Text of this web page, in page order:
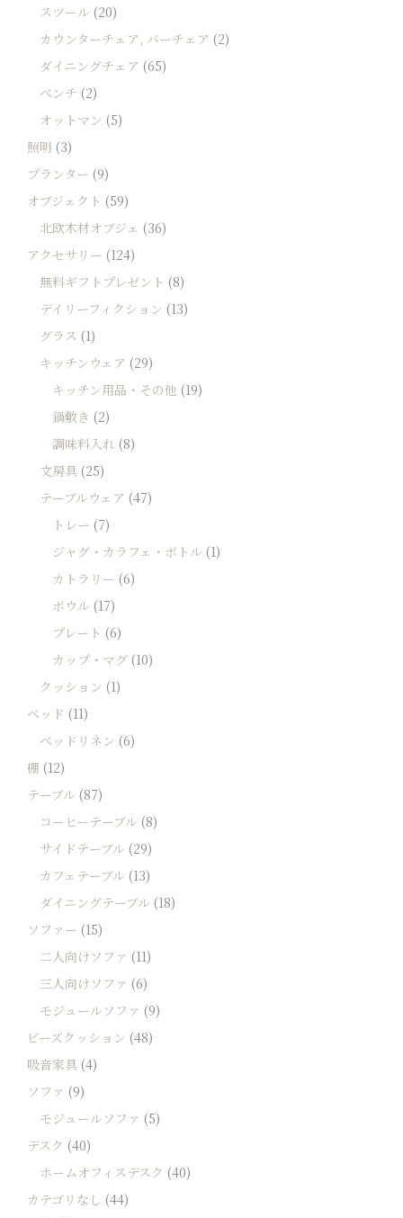
スツール (20)
カウンターチェア, バーチェア (2)
ダイニングチェア (65)
ベンチ (2)
オットマン (5)
照明 (3)
プランター (9)
オブジェクト (59)
北欧木材オブジェ (36)
アクセサリー (124)
無料ギフトプレゼント (8)
デイリーフィクション (13)
グラス (1)
キッチンウェア (29)
キッチン用品・その他 (19)
鍋敷き (2)
調味料入れ (8)
文房具 (25)
テーブルウェア (47)
トレー (7)
ジャグ・カラフェ・ボトル (1)
カトラリー (6)
ボウル (17)
プレート (6)
カップ・マグ (10)
クッション (1)
ベッド (11)
ベッドリネン (6)
棚 (12)
テーブル (87)
コーヒーテーブル (8)
サイドテーブル (29)
カフェテーブル (13)
ダイニングテーブル (18)
ソファー (15)
二人向けソファ (11)
三人向けソファ (6)
モジュールソファ (9)
ビーズクッション (48)
吸音家具 (4)
ソファ (9)
モジュールソファ (5)
デスク (40)
ホームオフィスデスク (40)
カテゴリなし (44)